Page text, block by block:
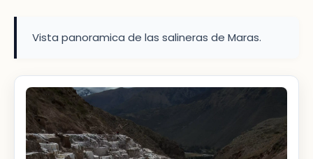
Vista panoramica de las salineras de Maras.